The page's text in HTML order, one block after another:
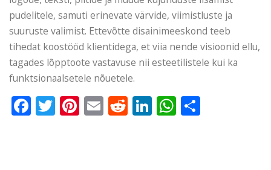
pudelitele, samuti erinevate värvide, viimistluste ja
suuruste valimist. Ettevõtte disainimeeskond teeb
tihedat koostööd klientidega, et viia nende visioonid ellu,
tagades lõpptoote vastavuse nii esteetilistele kui ka
funktsionaalsetele nõuetele.
Facebook
Twitter
Pinterest
EmailReddit
LinkedIn
WhatsApp